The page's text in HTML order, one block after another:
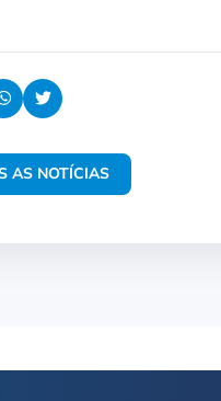
AS NOTÍCIAS